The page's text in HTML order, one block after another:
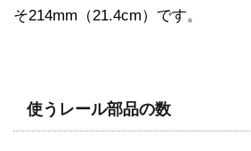
そ214mm（21.4cm）です。
使うレール部品の数